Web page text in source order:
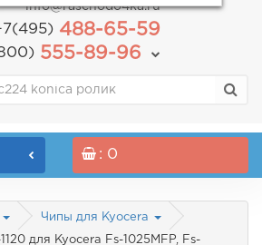
info@raschodo4ka.ru
488-65-59
555-89-96
: 0
Чипы для Kyocera
для Kyocera Fs-1025MFP, Fs-